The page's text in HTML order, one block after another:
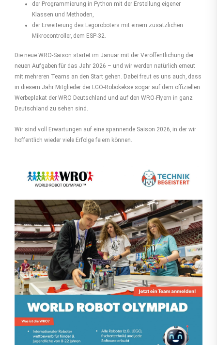
der Programmierung in Python mit der Erstellung eigener
Klassen und Methoden,
der Erweiterung des Legoroboters mit einem zusätzlichen
Mikrocontroller, dem ESP-32.
Die neue WRO-Saison startet im Januar mit der Veröffentlichung der
neuen Aufgaben für das Jahr 2026 – und wir werden natürlich erneut
mit mehreren Teams an den Start gehen. Dabei freut es uns auch, dass
in diesem Jahr Mitglieder der LGÖ-Robokekse sogar auf dem offiziellen
Werbeplakat der WRO Deutschland und auf den WRO-Flyern in ganz
Deutschland zu sehen sind.
Wir sind voll Erwartungen auf eine spannende Saison 2026, in der wir
hoffentlich wieder viele Erfolge feiern können.